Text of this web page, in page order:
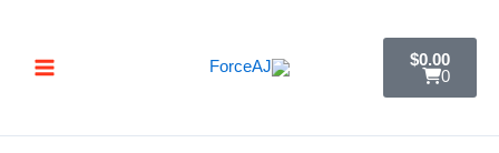
إلى
المحتوى
$0.00
0
a
r
t
جرب ForceAJ الآن 🚀